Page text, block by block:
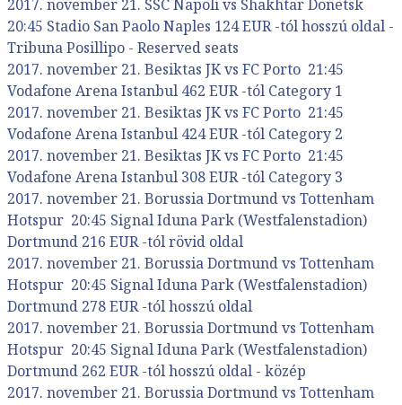
2017. november 21. SSC Napoli vs Shakhtar Donetsk
20:45 Stadio San Paolo Naples 124 EUR -tól hosszú oldal -
Tribuna Posillipo - Reserved seats
2017. november 21. Besiktas JK vs FC Porto 21:45
Vodafone Arena Istanbul 462 EUR -tól Category 1
2017. november 21. Besiktas JK vs FC Porto 21:45
Vodafone Arena Istanbul 424 EUR -tól Category 2
2017. november 21. Besiktas JK vs FC Porto 21:45
Vodafone Arena Istanbul 308 EUR -tól Category 3
2017. november 21. Borussia Dortmund vs Tottenham
Hotspur 20:45 Signal Iduna Park (Westfalenstadion)
Dortmund 216 EUR -tól rövid oldal
2017. november 21. Borussia Dortmund vs Tottenham
Hotspur 20:45 Signal Iduna Park (Westfalenstadion)
Dortmund 278 EUR -tól hosszú oldal
2017. november 21. Borussia Dortmund vs Tottenham
Hotspur 20:45 Signal Iduna Park (Westfalenstadion)
Dortmund 262 EUR -tól hosszú oldal - közép
2017. november 21. Borussia Dortmund vs Tottenham